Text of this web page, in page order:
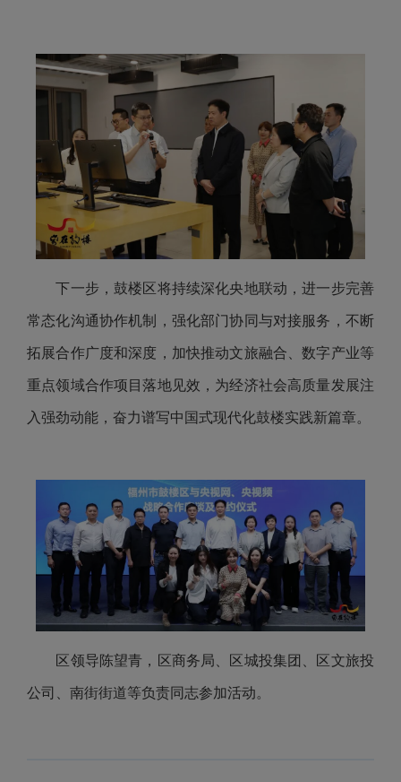
下一步，鼓楼区将持续深化央地联动，进一步完善
常态化沟通协作机制，强化部门协同与对接服务，不断
拓展合作广度和深度，加快推动文旅融合、数字产业等
重点领域合作项目落地见效，为经济社会高质量发展注
入强劲动能，奋力谱写中国式现代化鼓楼实践新篇章。
区领导陈望青，区商务局、区城投集团、区文旅投
公司、南街街道等负责同志参加活动。